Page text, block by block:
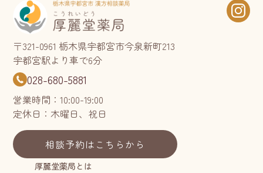
〒321-0961 栃木県宇都宮市今泉新町213
宇都宮駅より車で6分
028-680-5881
営業時間：10:00-19:00
定休日：木曜日、祝日
相談予約はこちらから
厚麗堂薬局とは